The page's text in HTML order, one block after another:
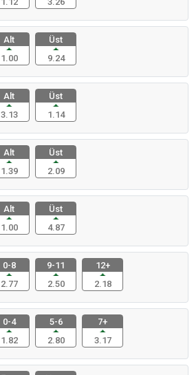
Alt
1.00
Üst
9.24
Alt
3.13
Üst
1.14
Alt
1.39
Üst
2.09
Alt
1.00
Üst
4.87
0-8
2.77
9-11
2.50
12+
2.18
0-4
1.82
5-6
2.80
7+
3.17